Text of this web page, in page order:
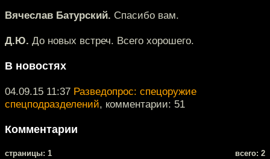
Вячеслав Батурский. Спасибо вам.
Д.Ю. До новых встреч. Всего хорошего.
В новостях
04.09.15 11:37 Разведопрос: спецоружие
спецподразделений, комментарии: 51
Комментарии
cтраницы: 1 всего: 2